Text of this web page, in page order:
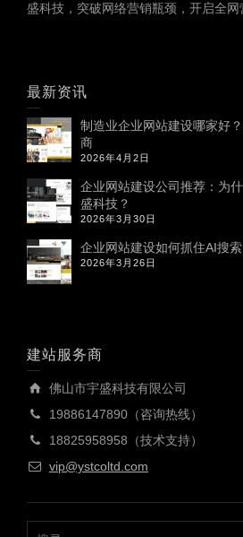
盛科技，突破网络营销瓶颈，开启全网
最新资讯
制造业企业网站建设哪家好
商
2026年4月2日
企业网站建设公司推荐：为
盛科技？
2026年3月30日
企业网站建设如何抓住AI搜
2026年3月26日
建站服务商
佛山市宇盛科技有限公司
19886147890（咨询热线）
18825958958（技术支持）
vip@ystcoltd.com